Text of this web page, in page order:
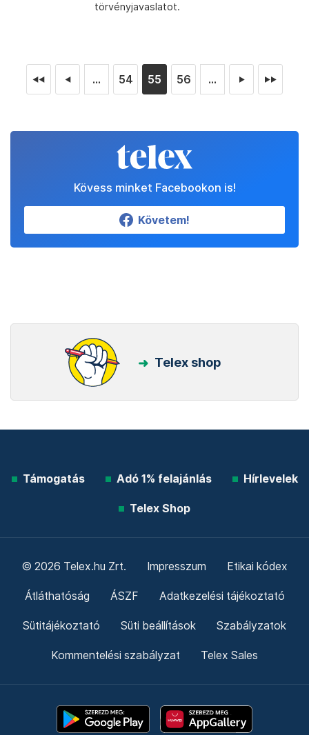
törvényjavaslatot.
◄◄ ◄ ... 54 55 56 ... ► ►►
Kövess minket Facebookon is!
Követem!
Telex shop
Támogatás Adó 1% felajánlás Hírlevelek
Telex Shop
© 2026 Telex.hu Zrt. Impresszum Etikai kódex
Átláthatóság ÁSZF Adatkezelési tájékoztató
Sütitájékoztató Süti beállítások Szabályzatok
Kommentelési szabályzat Telex Sales